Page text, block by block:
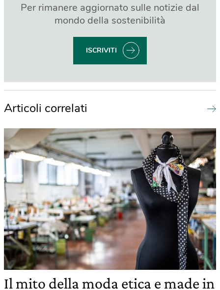
Per rimanere aggiornato sulle notizie dal
mondo della sostenibilità
ISCRIVITI
Articoli correlati
Il mito della moda etica e made in